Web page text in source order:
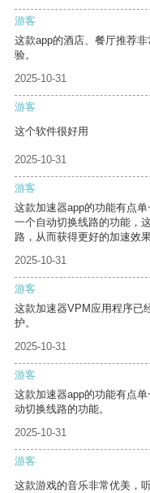
游客
这款app的酒店、餐厅推荐
验。
2025-10-31
游客
这个软件很好用
2025-10-31
游客
这款加速器app的功能有点
一个自动切换线路的功能，
路，从而获得更好的加速效果
2025-10-31
游客
这款加速器VPM应用程序已
护。
2025-10-31
游客
这款加速器app的功能有点
动切换线路的功能。
2025-10-31
游客
这款游戏的音乐非常优美，